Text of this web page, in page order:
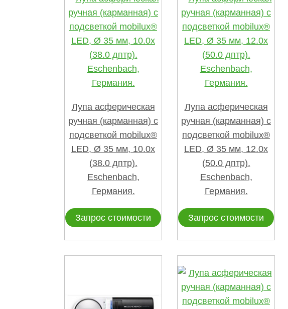
Лупа асферическая
ручная (карманная) с
подсветкой mobilux®
LED, Ø 35 мм, 10.0х
(38.0 дптр).
Eschenbach,
Германия.
Запрос стоимости
Лупа асферическая
ручная (карманная) с
подсветкой mobilux®
LED, Ø 35 мм, 12.0х
(50.0 дптр).
Eschenbach,
Германия.
Запрос стоимости